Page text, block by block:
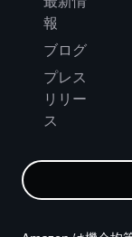
報
ブログ
プレス
リリー
ス